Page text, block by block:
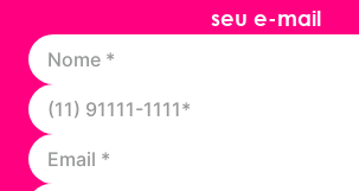
seu e-mail